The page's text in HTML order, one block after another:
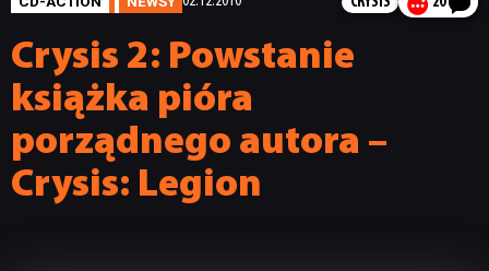
Crysis 2: Powstanie
książka pióra
porządnego autora –
Crysis: Legion